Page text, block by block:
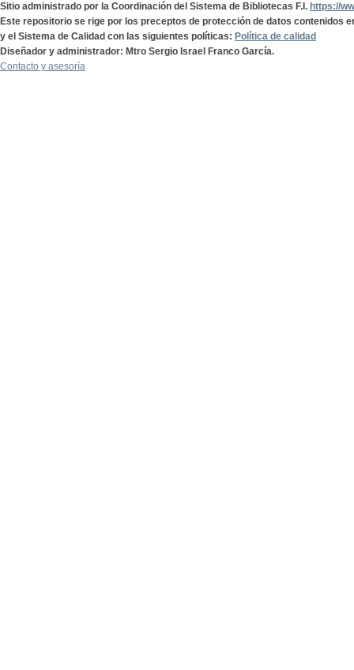
Sitio administrado por la Coordinación del Sistema de Bibliotecas F.I. https://
Este repositorio se rige por los preceptos de protección de datos contenidos
y el Sistema de Calidad con las siguientes políticas: Política de calidad
Diseñador y administrador: Mtro Sergio Israel Franco García.
Contacto y asesoría